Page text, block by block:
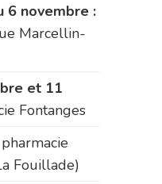
6 novembre :
Marcellin-
et 11
Fontanges
pharmacie
Fouillade)